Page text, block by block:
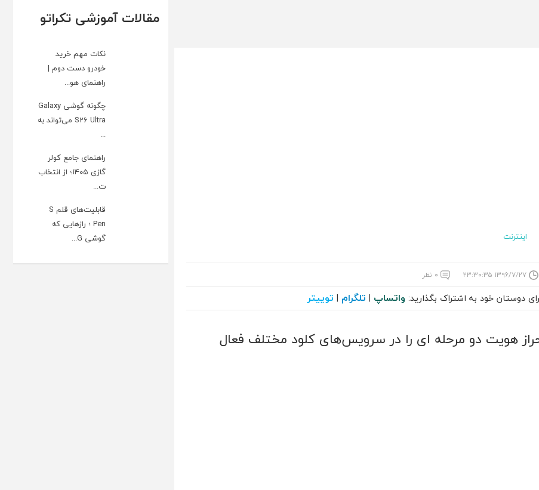
اینترنت
۱۳۹۶/۷/۲۷ ۲۳:۳۰:۳۵ ۰ نظر
دوستان خود به اشتراک بگذارید: واتساپ | تلگرام | توییتر
هویت دو مرحله‌ ای را در سرویس‌های کلود مختلف فعال
مقالات آموزشی تکراتو
نکات مهم خرید
خودرو دست دوم |
راهنمای هو...
چگونه گوشی Galaxy
S26 Ultra می‌تواند به
...
راهنمای جامع کولر
گازی ۱۴۰۵؛ از انتخاب
ت...
قابلیت‌های قلم S
Pen ؛ رازهایی که
گوشی G...